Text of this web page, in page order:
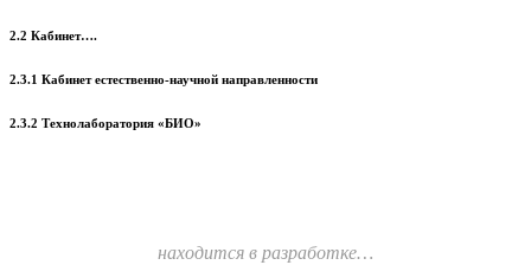
2.2 Кабинет….
2.3.1 Кабинет естественно-научной направленности
2.3.2 Технолаборатория «БИО»
находится в разработке…